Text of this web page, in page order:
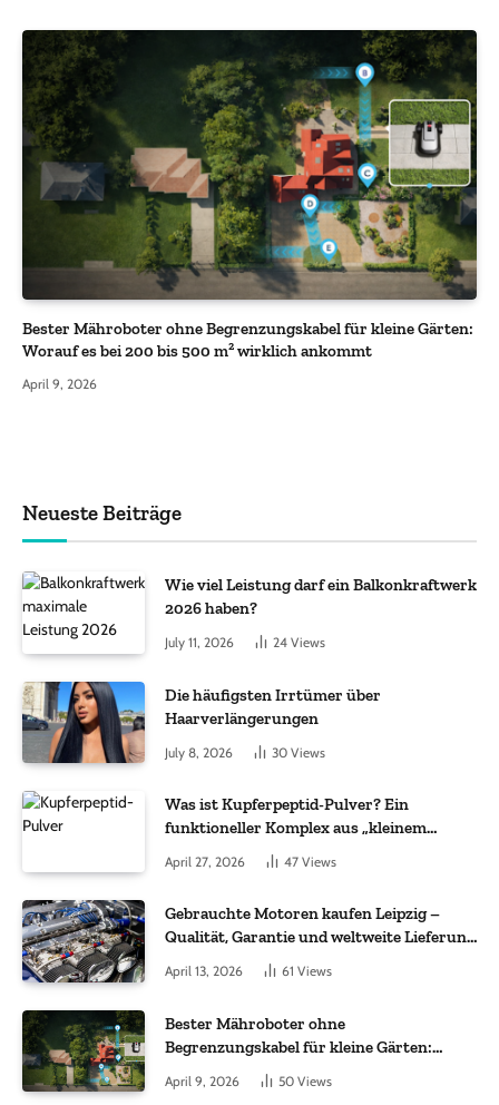
Bester Mähroboter ohne Begrenzungskabel für kleine Gärten:
Worauf es bei 200 bis 500 m² wirklich ankommt
April 9, 2026
Neueste Beiträge
Wie viel Leistung darf ein Balkonkraftwerk
2026 haben?
July 11, 2026 24 Views
Die häufigsten Irrtümer über
Haarverlängerungen
July 8, 2026 30 Views
Was ist Kupferpeptid-Pulver? Ein
funktioneller Komplex aus „kleinem
Molekül + Metall“
April 27, 2026 47 Views
Gebrauchte Motoren kaufen Leipzig –
Qualität, Garantie und weltweite Lieferung
April 13, 2026 61 Views
Bester Mähroboter ohne
Begrenzungskabel für kleine Gärten:
Worauf es bei 200 bis 500 m² wirklich
ankommt
April 9, 2026 50 Views